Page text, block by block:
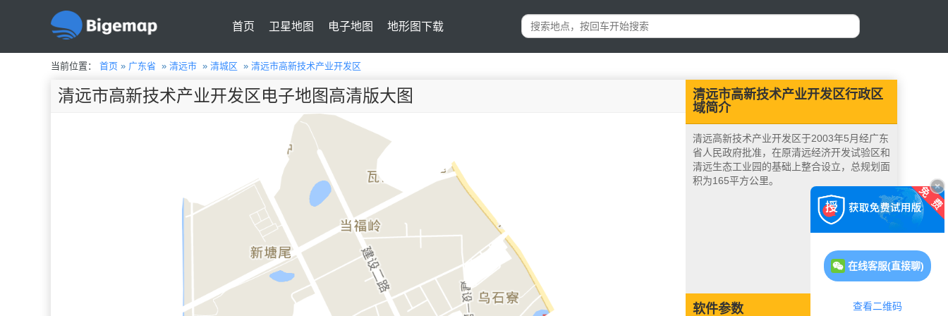
首页 卫星地图 电子地图 地形图下载
当前位置： 首页 » 广东省 » 清远市 » 清城区 » 清远市高新技术产业开发区
清远市高新技术产业开发区行政区
域简介
清远高新技术产业开发区于2003年5月经广东
省人民政府批准，在原清远经济开发试验区和
清远生态工业园的基础上整合设立，总规划面
积为165平方公里。
软件参数
清远市高新技术产业开发区电子地图高清版大图
在线客服(直接聊)
查看二维码